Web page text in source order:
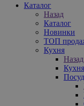
Каталог
Назад
Каталог
Новинки
ТОП
Кухня
Назад
Кухня